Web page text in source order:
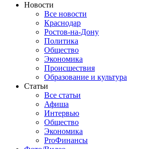
Новости
Все новости
Краснодар
Ростов-на-Дону
Политика
Общество
Экономика
Происшествия
Образование и культура
Статьи
Все статьи
Афиша
Интервью
Общество
Экономика
ProФинансы